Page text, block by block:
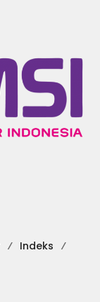
Indeks